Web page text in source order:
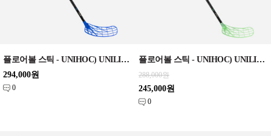
플로어볼 스틱 - UNIHOC) UNILITE MAX TITAN 29 blue CLASSIC EDT 92cm/96cm
294,000원
0
플로어볼 스틱 - UNIHOC) UNILITE PRO FL 26 green SLIM EDT 96cm/100cm
288,000원
245,000원
0